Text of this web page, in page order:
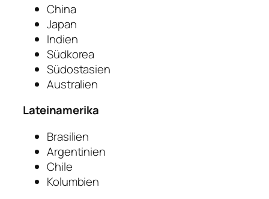
China
Japan
Indien
Südkorea
Südostasien
Australien
Lateinamerika
Brasilien
Argentinien
Chile
Kolumbien